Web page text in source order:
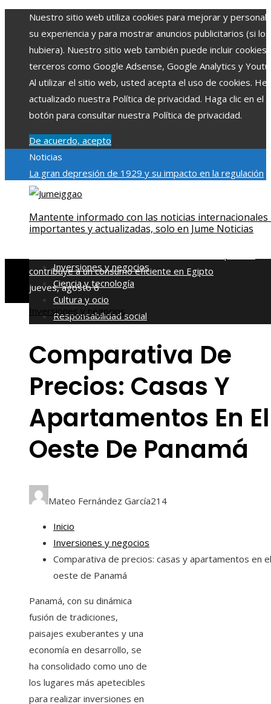
Nuestro sitio web utiliza cookies para mejorar y
su experiencia y para mostrar anuncios publicitarios (si los
hubiera). Nuestro sitio web también puede incluir cookies
terceros como Google Adsense, Google Analytics y
Al utilizar el sitio web, usted acepta el uso de cookies.
actualizado nuestra Política de privacidad. Haga clic en el
botón para consultar nuestra Política de privacidad.
De acuerdo, acepto
Noticias
La gran depresión de 1929 y su impacto en la regulación
bancariaLas 15 exploraciones espaciales que ampliaron
individuales más grandes y su impacto en la ciencia y
tecnología
Modelos de desarrollo sostenible basados en
contribuye a un consumo eficiente en Egipto
jueves, agosto 6
Mantente informado con las noticias internacionales
importantes y actualizadas, solo en Jume Noticias
Inversiones y negocios
Ciencia y tecnología
Cultura y ocio
Responsabilidad social
Inversiones y negocios
Comparativa De
Precios: Casas Y
Apartamentos En El
Oeste De Panamá
Mateo Fernández García214
Inicio
Inversiones y negocios
Comparativa de precios: casas y apartamentos en el
oeste de Panamá
Panamá, con su dinámica
fusión de tradiciones,
paisajes exuberantes y una
economía en desarrollo, se
ha consolidado como uno de
los lugares más apetecibles
para realizar inversiones en